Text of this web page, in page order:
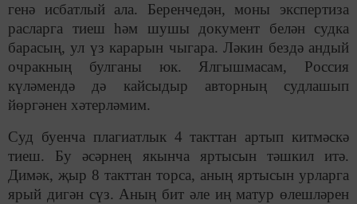
генә исбатлый ала. Беренчедән, моны экспертиза
расларга тиеш һәм шушы документ белән судка
барасың, ул үз карарын чыгара. Ләкин бездә андый
очракның булганы юк. Ялгышмасам, Россия
күләмендә дә кайсыдыр авторның судлашып
йөргәнен хәтерләмим.
Суд буенча плагиатлык 4 такттан артып китмәскә
тиеш. Бу әсәрнең якынча яртысын тәшкил итә.
Димәк, җыр 8 такттан торса, аның яртысын урларга
ярый дигән сүз. Аның бит әле иң матур өлешләрен